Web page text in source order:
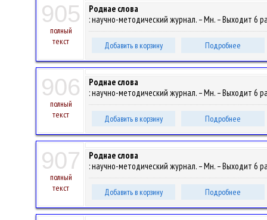
905
полный
текст
Роднае слова
: научно-методический журнал. – Мн. – Выходит 6
Добавить в корзину Подробнее
906
полный
текст
Роднае слова
: научно-методический журнал. – Мн. – Выходит 6
Добавить в корзину Подробнее
907
полный
текст
Роднае слова
: научно-методический журнал. – Мн. – Выходит 6
Добавить в корзину Подробнее